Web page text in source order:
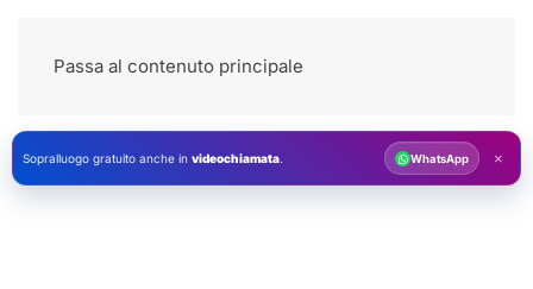
Passa al contenuto principale
Sopralluogo gratuito anche in videochiamata. WhatsApp ×